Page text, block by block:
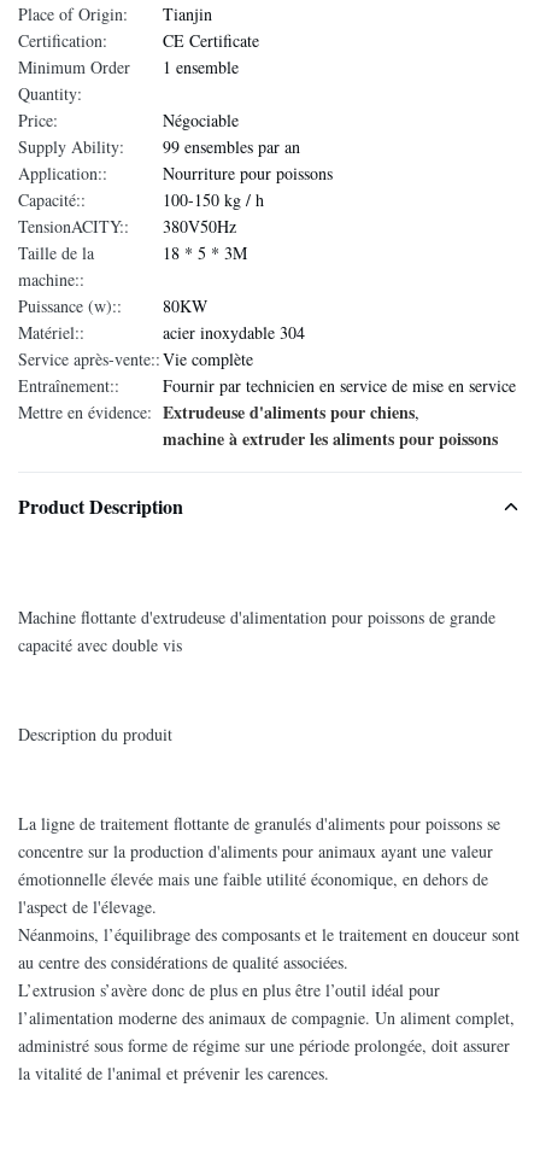
Place of Origin:
Tianjin
Certification:
CE Certificate
Minimum Order
Quantity:
1 ensemble
Price:
Négociable
Supply Ability:
99 ensembles par an
Application::
Nourriture pour poissons
Capacité::
100-150 kg / h
TensionACITY::
380V50Hz
Taille de la
machine::
18 * 5 * 3M
Puissance (w)::
80KW
Matériel::
acier inoxydable 304
Service après-vente::Vie complète
Entraînement::
Fournir par technicien en service de mise en service
Mettre en évidence: Extrudeuse d'aliments pour chiens,
machine à extruder les aliments pour poissons
Product Description
Machine flottante d'extrudeuse d'alimentation pour poissons de grande
capacité avec double vis
Description du produit
La ligne de traitement flottante de granulés d'aliments pour poissons se
concentre sur la production d'aliments pour animaux ayant une valeur
émotionnelle élevée mais une faible utilité économique, en dehors de
l'aspect de l'élevage.
Néanmoins, l’équilibrage des composants et le traitement en douceur sont
au centre des considérations de qualité associées.
L’extrusion s’avère donc de plus en plus être l’outil idéal pour
l’alimentation moderne des animaux de compagnie. Un aliment complet,
administré sous forme de régime sur une période prolongée, doit assurer
la vitalité de l'animal et prévenir les carences.